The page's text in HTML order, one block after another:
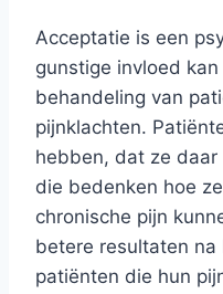
Acceptatie is een
gunstige invloed
behandeling van
pijnklachten.
hebben, dat ze
die bedenken hoe
chronische pijn
betere resultaten
patiënten die hun